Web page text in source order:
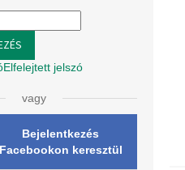
Elfelejtett jelszó
vagy
Bejelentkezés
Facebookon keresztül